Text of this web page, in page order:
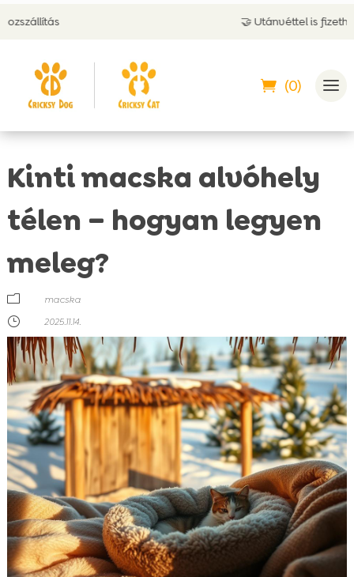
🤝 Utánvéttel is fizethetsz
(0)
Kinti macska alvóhely
télen – hogyan legyen
meleg?
m
macska
}
2025.11.14.